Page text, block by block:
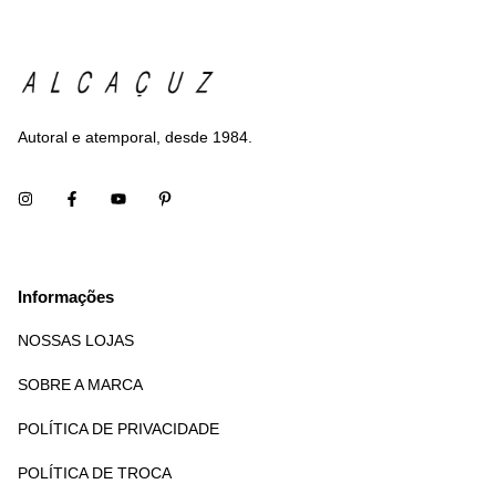
Autoral e atemporal, desde 1984.
Informações
NOSSAS LOJAS
SOBRE A MARCA
POLÍTICA DE PRIVACIDADE
POLÍTICA DE TROCA